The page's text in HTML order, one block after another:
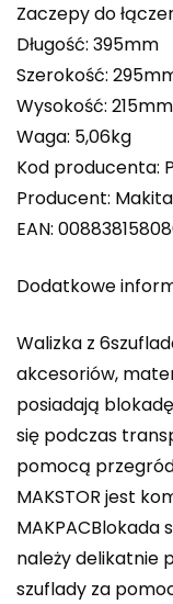
Zaczepy do
Długość: 395mm
Szerokość:
Wysokość:
Waga: 5,06kg
Kod producenta:
Producent: Makita
EAN:
Dodatkowe
Walizka z
akcesoriów,
posiadają
się podczas
pomocą
MAKSTOR jest
MAKPACBlokada
należy delikatnie
szuflady za